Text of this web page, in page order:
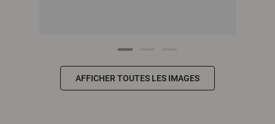
AFFICHER TOUTES LES IMAGES